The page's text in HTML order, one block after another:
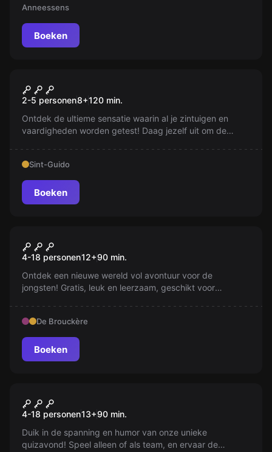
Anneessens
Boeken
Nieuw
Prison Island
2-5 personen8+120 min.
Ontdek de ultieme sensatie waarin al je zintuigen en
vaardigheden worden getest! Daag jezelf uit om de
klok. Ben jij klaar voor de uitdaging?
Sint-Guido
Boeken
Nieuw
Quiz Room Kids
4-18 personen12+90 min.
Ontdek een nieuwe wereld vol avontuur voor de
jongsten! Gratis, leuk en leerzaam, geschikt voor
voor nieuwsgierig aagjes die elke dag iets nieuws willen
leren!
De Brouckère
Boeken
Nieuw
De Originele Quiz
4-18 personen13+90 min.
Duik in de spanning en humor van onze unieke
quizavond! Speel alleen of als team, en ervaar de